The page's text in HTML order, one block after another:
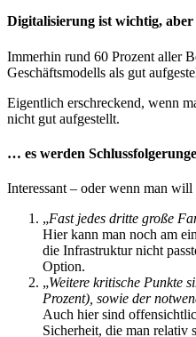
Digitalisierung ist wichtig,
Immerhin rund 60 Prozent aller
Geschäftsmodells als gut
Eigentlich erschreckend, wenn
nicht gut aufgestellt.
… es werden
Interessant – oder wenn man
„Fast jedes dritte große
Hier kann man noch am
die Infrastruktur nicht
Option.
„Weitere kritische Punkte
Prozent), sowie der
Auch hier sind
Sicherheit, die man relativ